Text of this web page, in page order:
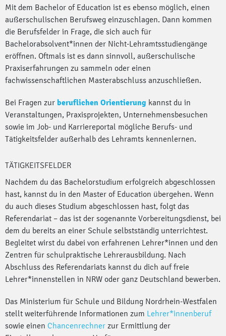
Mit dem Bachelor of Education ist es ebenso möglich, einen
außerschulischen Berufsweg einzuschlagen. Dann kommen
die Berufsfelder in Frage, die sich auch für
Bachelorabsolvent*innen der Nicht-Lehramtsstudiengänge
eröffnen. Oftmals ist es dann sinnvoll, außerschulische
Praxiserfahrungen zu sammeln oder einen
fachwissenschaftlichen Masterabschluss anzuschließen.
Bei Fragen zur beruflichen Orientierung kannst du in
Veranstaltungen, Praxisprojekten, Unternehmensbesuchen
sowie im Job- und Karriereportal mögliche Berufs- und
Tätigkeitsfelder außerhalb des Lehramts kennenlernen.
TÄTIGKEITSFELDER
Nachdem du das Bachelorstudium erfolgreich abgeschlossen
hast, kannst du in den Master of Education übergehen. Wenn
du auch dieses Studium abgeschlossen hast, folgt das
Referendariat – das ist der sogenannte Vorbereitungsdienst, bei
dem du bereits an einer Schule selbstständig unterrichtest.
Begleitet wirst du dabei von erfahrenen Lehrer*innen und den
Zentren für schulpraktische Lehrerausbildung. Nach
Abschluss des Referendariats kannst du dich auf freie
Lehrer*innenstellen in NRW oder ganz Deutschland bewerben.
Das Ministerium für Schule und Bildung Nordrhein-Westfalen
stellt weiterführende Informationen zum Lehrer*innenberuf
sowie einen Chancenrechner zur Ermittlung der